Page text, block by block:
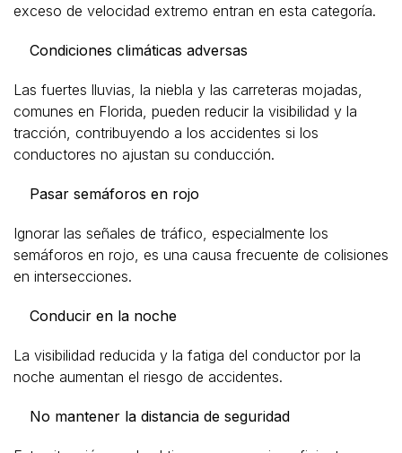
exceso de velocidad extremo entran en esta categoría.
Condiciones climáticas adversas
Las fuertes lluvias, la niebla y las carreteras mojadas,
comunes en Florida, pueden reducir la visibilidad y la
tracción, contribuyendo a los accidentes si los
conductores no ajustan su conducción.
Pasar semáforos en rojo
Ignorar las señales de tráfico, especialmente los
semáforos en rojo, es una causa frecuente de colisiones
en intersecciones.
Conducir en la noche
La visibilidad reducida y la fatiga del conductor por la
noche aumentan el riesgo de accidentes.
No mantener la distancia de seguridad